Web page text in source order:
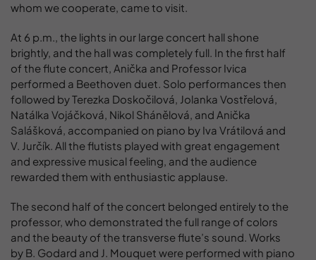
whom we cooperate, came to visit.
At 6 p.m., the lights in our large concert hall shone
brightly, and the hall was completely full. In the first half
of the flute concert, Anička and Professor Ivica
performed a Beethoven duet. Solo performances then
followed by Terezka Doskočilová, Jolanka Vostřelová,
Natálka Vojáčková, Nikol Shánělová, and Anička
Salášková, accompanied on piano by Iva Vrátilová and
V. Jurčík. All the flutists played with great engagement
and expressive musical feeling, and the audience
rewarded them with enthusiastic applause.
The second half of the concert belonged entirely to the
professor, who demonstrated the full range of colors
and the beauty of the transverse flute’s sound. Works
by B. Godard and J. Mouquet were performed with piano